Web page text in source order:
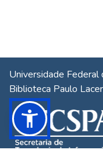
Universidade
Biblioteca Paulo